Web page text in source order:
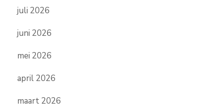
juli 2026
juni 2026
mei 2026
april 2026
maart 2026